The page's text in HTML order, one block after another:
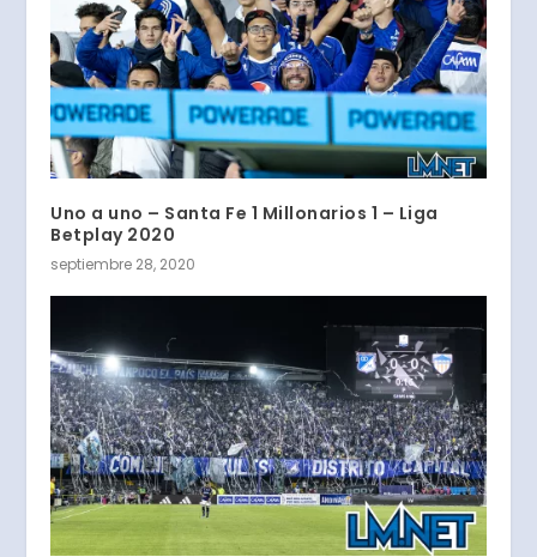
Uno a uno – Santa Fe 1 Millonarios 1 – Liga
Betplay 2020
septiembre 28, 2020